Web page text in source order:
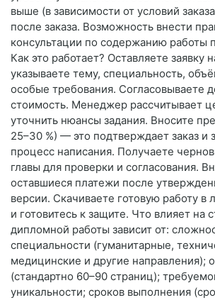
выше (в зависимости от условий
после заказа. Возможность внести
консультации по содержанию работы
Как это работает? Оставляете заявку
указываете тему, специальность,
особые требования. Согласовываете
стоимость. Менеджер рассчитывает
уточнить нюансы задания. Вносите
25–30 %) — это подтверждает заказ и
процесс написания. Получаете
главы для проверки и согласования.
оставшиеся платежи после
версии. Скачиваете готовую работу в
и готовитесь к защите. Что влияет на
дипломной работы зависит от:
специальности (гуманитарные,
медицинские и другие направления);
(стандартно 60–90 страниц);
уникальности; сроков выполнения